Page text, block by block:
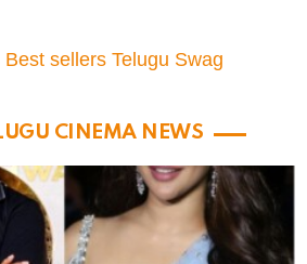
sellers Telugu Swag
CINEMA NEWS